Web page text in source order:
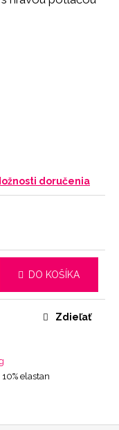
doručenia
DO KOŠÍKA
elastan
Zdieľať